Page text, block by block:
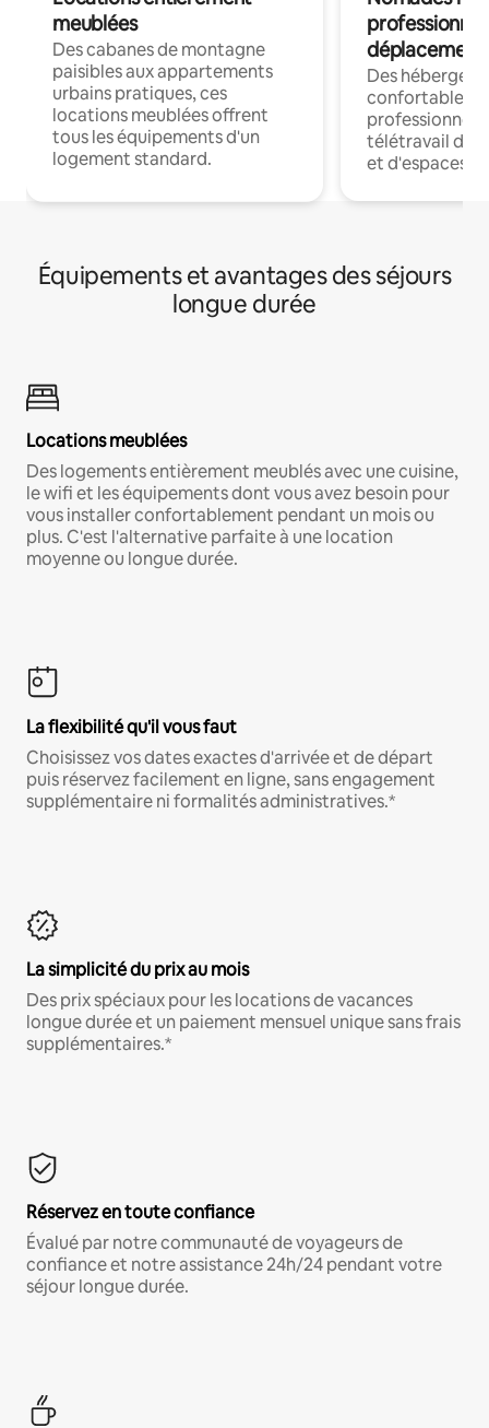
meublées
Des cabanes de montagne
paisibles aux appartements
urbains pratiques, ces
locations meublées offrent
tous les équipements d'un
logement standard.
déplacement
Des
confortables
professionnels
télétravail
et d'espaces
Équipements et avantages des séjours
longue durée
Locations meublées
Des logements entièrement meublés avec une cuisine,
le wifi et les équipements dont vous avez besoin pour
vous installer confortablement pendant un mois ou
plus. C'est l'alternative parfaite à une location
moyenne ou longue durée.
La flexibilité qu'il vous faut
Choisissez vos dates exactes d'arrivée et de départ
puis réservez facilement en ligne, sans engagement
supplémentaire ni formalités administratives.*
La simplicité du prix au mois
Des prix spéciaux pour les locations de vacances
longue durée et un paiement mensuel unique sans frais
supplémentaires.*
Réservez en toute confiance
Évalué par notre communauté de voyageurs de
confiance et notre assistance 24h/24 pendant votre
séjour longue durée.